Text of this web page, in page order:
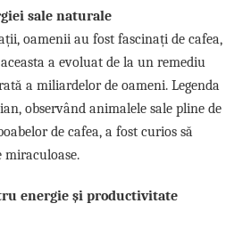
sale naturale
oamenii au fost fascinați de cafea,
a evoluat de la un remediu
a miliardelor de oameni. Legenda
observând animalele sale pline de
de cafea, a fost curios să
miraculoase.
energie și productivitate